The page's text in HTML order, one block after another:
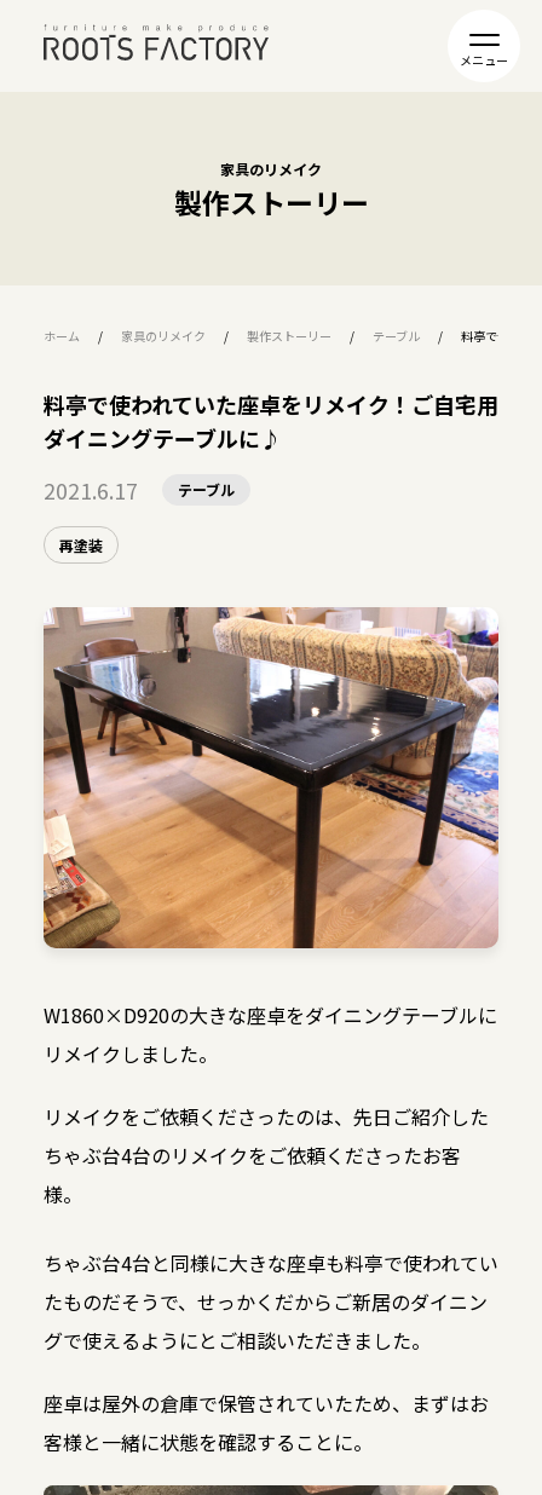
家具のリメイク
製作ストーリー
ホーム 家具のリメイク 製作ストーリー テーブル 料亭で使われ
料亭で使われていた座卓をリメイク！ご自宅用
ダイニングテーブルに♪
2021.6.17
テーブル
再塗装
W1860×D920の大きな座卓をダイニングテーブルに
リメイクしました。
リメイクをご依頼くださったのは、先日ご紹介した
ちゃぶ台4台のリメイクをご依頼くださったお客
様。
ちゃぶ台4台と同様に大きな座卓も料亭で使われてい
たものだそうで、せっかくだからご新居のダイニン
グで使えるようにとご相談いただきました。
座卓は屋外の倉庫で保管されていたため、まずはお
客様と一緒に状態を確認することに。